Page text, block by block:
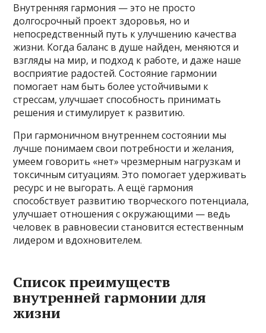
Внутренняя гармония — это не просто
долгосрочный проект здоровья, но и
непосредственный путь к улучшению качества
жизни. Когда баланс в душе найден, меняются и
взгляды на мир, и подход к работе, и даже наше
восприятие радостей. Состояние гармонии
помогает нам быть более устойчивыми к
стрессам, улучшает способность принимать
решения и стимулирует к развитию.
При гармоничном внутреннем состоянии мы
лучше понимаем свои потребности и желания,
умеем говорить «нет» чрезмерным нагрузкам и
токсичным ситуациям. Это помогает удерживать
ресурс и не выгорать. А ещё гармония
способствует развитию творческого потенциала,
улучшает отношения с окружающими — ведь
человек в равновесии становится естественным
лидером и вдохновителем.
Список преимуществ
внутренней гармонии для
жизни